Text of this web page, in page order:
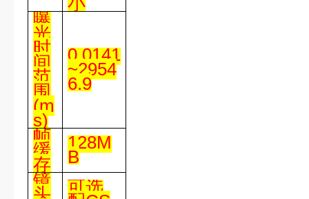
曝
光
时
间
范
围
(m
s)
0.0141
~2954
6.9
帧
缓
存
128M
B
镜
头 可选